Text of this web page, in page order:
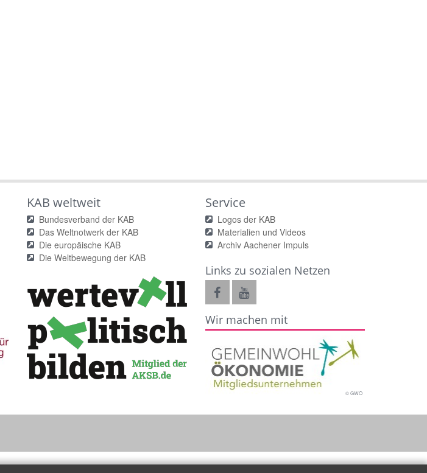
KAB weltweit
Bundesverband der KAB
Das Weltnotwerk der KAB
Die europäische KAB
Die Weltbewegung der KAB
Service
Logos der KAB
Materialien und Videos
Archiv Aachener Impuls
Links zu sozialen Netzen
Wir machen mit
© GWÖ